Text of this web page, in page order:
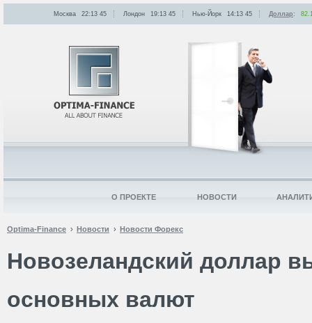
Optima-Finance Новости Новости Форекс
Новозеландский доллар
основных валют
Москва 22:13 45 Лондон 19:13 45 Нью-Йорк 14:13 45 Доллар:
О ПРОЕКТЕ НОВОСТИ